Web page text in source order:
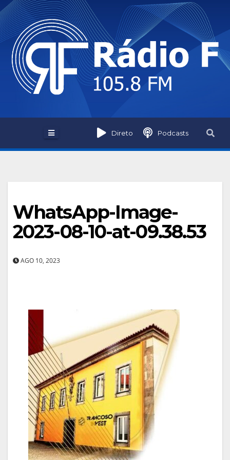
Skip
to
content
Direto Podcasts
WhatsApp-Image-
2023-08-10-at-09.38.53
AGO 10, 2023